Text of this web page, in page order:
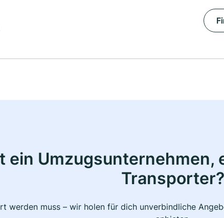
ein Umzugsunternehmen,
Transporter?
werden muss – wir holen für dich unverbindliche